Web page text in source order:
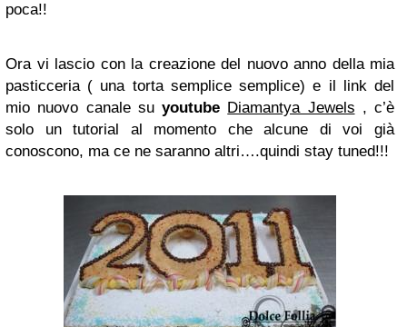
poca!!
Ora vi lascio con la creazione del nuovo anno della mia
pasticceria ( una torta semplice semplice) e il link del
mio nuovo canale su youtube Diamantya Jewels , c’è
solo un tutorial al momento che alcune di voi già
conoscono, ma ce ne saranno altri….quindi stay tuned!!!